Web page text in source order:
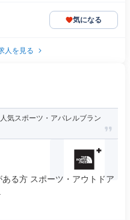
気になる
人を見る
気スポーツ・アパレルブラン
る方 スポーツ・アウトドア